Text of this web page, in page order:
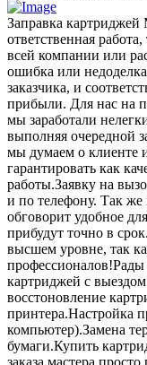
Заправка картриджей
ответственная
всей компании или
ошибка или
заказчика, и
прибыли. Для нас на
мы заработали
выполняя очередной
мы думаем о клиенте
гарантировать как
работы.Заявку на
и по телефону. Так же
обговорит удобное
прибудут точно в
высшем уровне, так
картриджей с
восстоновление
принтера.Настройка
компьютер).Замена
бумаги.Купить